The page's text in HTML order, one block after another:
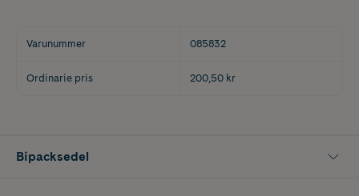
Varunummer 085832
Ordinarie pris 200,50 kr
Bipacksedel